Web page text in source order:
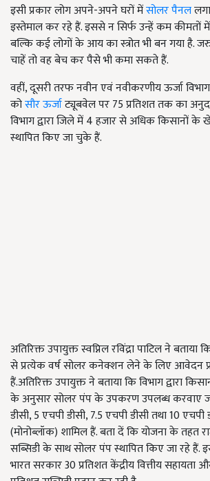
इसी प्रकार लोग अपने-अपने घरों मेंसोलर पैनल
इस्तेमाल कर रहे हैं. इससे न सिर्फ उन्हें कम कीमतों
बल्कि कई लोगों के आय का स्त्रोत भी बन गया है.
चाहें तो वह बेच कर पैसे भी कमा सकते हैं.
वहीं, दूसरी तरफ नवीन एवं नवीकरणीय ऊर्जा विभाग
कोसौर ऊर्जाट्यूबवेल पर 75 प्रतिशत तक का
विभाग द्वारा जिले में 4 हजार से अधिक किसानों के
स्थापित किए जा चुके हैं.
अतिरिक्त उपायुक्त स्वप्निल रविंद्रा पाटिल ने बताया
से प्रत्येक वर्ष सोलर कनेक्शन लेने के लिए आवेदन
हैं.अतिरिक्त उपायुक्त ने बताया कि विभाग द्वारा
के अनुसार सोलर पंप के उपकरण उपलब्ध करवाए
डीसी, 5 एचपी डीसी, 7.5 एचपी डीसी तथा 10
(मोनोब्लॉक) शामिल हैं. बता दें कि योजना के तहत
सब्सिडी के साथ सोलर पंप स्थापित किए जा रहे हैं.
भारत सरकार 30 प्रतिशत केंद्रीय वित्तीय सहायता